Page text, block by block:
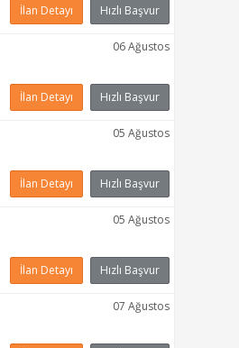
İlan Detayı Hızlı Başvur
İlan Detayı Hızlı Başvur
06 Ağustos
İlan Detayı Hızlı Başvur
05 Ağustos
İlan Detayı Hızlı Başvur
05 Ağustos
07 Ağustos